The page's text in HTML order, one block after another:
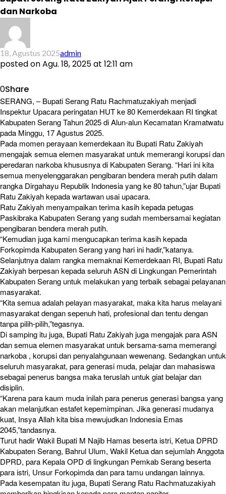
dan Narkoba
18, Agustus 2025admin
posted onAgu. 18, 2025 at 12:11 am
0Share
SERANG, – Bupati Serang Ratu Rachmatuzakiyah menjadi
Inspektur Upacara peringatan HUT ke 80 Kemerdekaan RI tingkat
Kabupaten Serang Tahun 2025 di Alun-alun Kecamatan Kramatwatu
pada Minggu, 17 Agustus 2025.
Pada momen perayaan kemerdekaan itu Bupati Ratu Zakiyah
mengajak semua elemen masyarakat untuk memerangi korupsi dan
peredaran narkoba khususnya di Kabupaten Serang. “Hari ini kita
semua menyelenggarakan pengibaran bendera merah putih dalam
rangka Dirgahayu Republik Indonesia yang ke 80 tahun,”ujar Bupati
Ratu Zakiyah kepada wartawan usai upacara.
Ratu Zakiyah menyampaikan terima kasih kepada petugas
Paskibraka Kabupaten Serang yang sudah membersamai kegiatan
pengibaran bendera merah putih.
“Kemudian juga kami mengucapkan terima kasih kepada
Forkopimda Kabupaten Serang yang hari ini hadir,”katanya.
Selanjutnya dalam rangka memaknai Kemerdekaan RI, Bupati Ratu
Zakiyah berpesan kepada seluruh ASN di Lingkungan Pemerintah
Kabupaten Serang untuk melakukan yang terbaik sebagai pelayanan
masyarakat.
“Kita semua adalah pelayan masyarakat, maka kita harus melayani
masyarakat dengan sepenuh hati, profesional dan tentu dengan
tanpa pilih-pilih,”tegasnya.
Di samping itu juga, Bupati Ratu Zakiyah juga mengajak para ASN
dan semua elemen masyarakat untuk bersama-sama memerangi
narkoba , korupsi dan penyalahgunaan wewenang. Sedangkan untuk
seluruh masyarakat, para generasi muda, pelajar dan mahasiswa
sebagai penerus bangsa maka teruslah untuk giat belajar dan
disiplin.
“Karena para kaum muda inilah para penerus generasi bangsa yang
akan melanjutkan estafet kepemimpinan. Jika generasi mudanya
kuat, Insya Allah kita bisa mewujudkan Indonesia Emas
2045,”tandasnya.
Turut hadir Wakil Bupati M Najib Hamas beserta istri, Ketua DPRD
Kabupaten Serang, Bahrul Ulum, Wakil Ketua dan sejumlah Anggota
DPRD, para Kepala OPD di lingkungan Pemkab Serang beserta
para istri, Unsur Forkopimda dan para tamu undangan lainnya.
Pada kesempatan itu juga, Bupati Serang Ratu Rachmatuzakiyah